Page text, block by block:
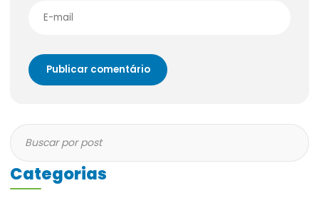
Categorias